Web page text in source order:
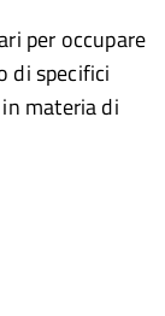
per occupare
di specifici
materia di